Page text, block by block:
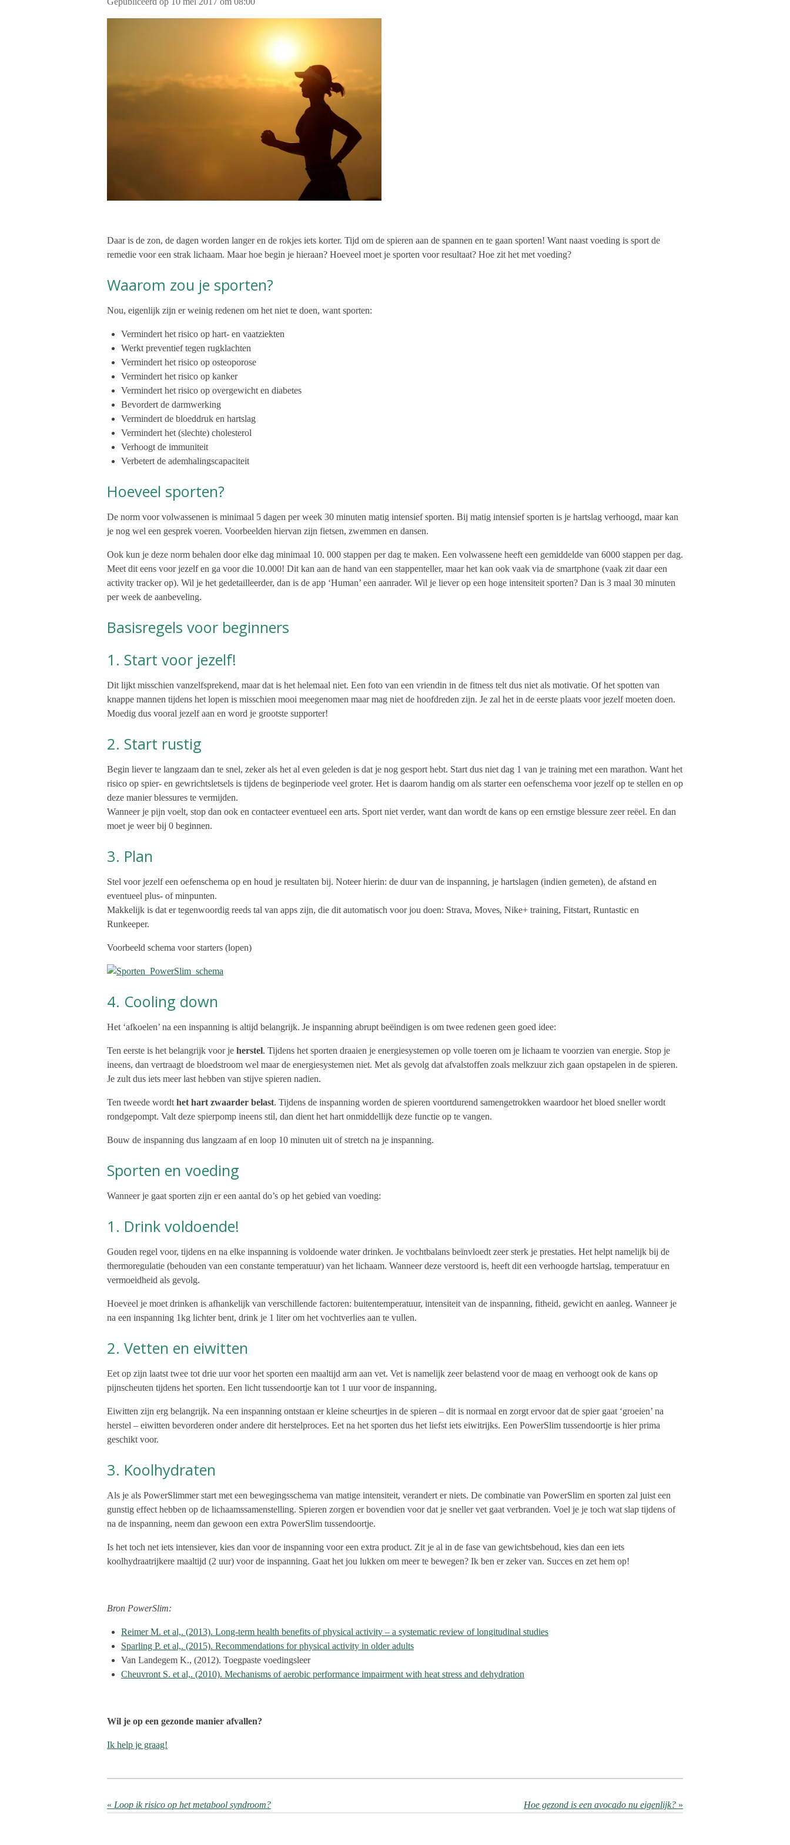
Daar is de zon, de dagen worden langer en de rokjes iets korter. Tijd om de spieren aan de spannen en te gaan sporten! Want naast voeding is sport de
remedie voor een strak lichaam. Maar hoe begin je hieraan? Hoeveel moet je sporten voor resultaat? Hoe zit het met voeding?
Waarom zou je sporten?
Nou, eigenlijk zijn er weinig redenen om het niet te doen, want sporten:
Vermindert het risico op hart- en vaatziekten
Werkt preventief tegen rugklachten
Vermindert het risico op osteoporose
Vermindert het risico op kanker
Vermindert het risico op overgewicht en diabetes
Bevordert de darmwerking
Vermindert de bloeddruk en hartslag
Vermindert het (slechte) cholesterol
Verhoogt de immuniteit
Verbetert de ademhalingscapaciteit
Hoeveel sporten?
De norm voor volwassenen is minimaal 5 dagen per week 30 minuten matig intensief sporten. Bij matig intensief sporten is je hartslag verhoogd, maar kan
je nog wel een gesprek voeren. Voorbeelden hiervan zijn fietsen, zwemmen en dansen.
Ook kun je deze norm behalen door elke dag minimaal 10. 000 stappen per dag te maken. Een volwassene heeft een gemiddelde van 6000 stappen per dag.
Meet dit eens voor jezelf en ga voor die 10.000! Dit kan aan de hand van een stappenteller, maar het kan ook vaak via de smartphone (vaak zit daar een
activity tracker op). Wil je het gedetailleerder, dan is de app ‘Human’ een aanrader. Wil je liever op een hoge intensiteit sporten? Dan is 3 maal 30 minuten
per week de aanbeveling.
Basisregels voor beginners
1. Start voor jezelf!
Dit lijkt misschien vanzelfsprekend, maar dat is het helemaal niet. Een foto van een vriendin in de fitness telt dus niet als motivatie. Of het spotten van
knappe mannen tijdens het lopen is misschien mooi meegenomen maar mag niet de hoofdreden zijn. Je zal het in de eerste plaats voor jezelf moeten doen.
Moedig dus vooral jezelf aan en word je grootste supporter!
2. Start rustig
Begin liever te langzaam dan te snel, zeker als het al even geleden is dat je nog gesport hebt. Start dus niet dag 1 van je training met een marathon. Want het
risico op spier- en gewrichtsletsels is tijdens de beginperiode veel groter. Het is daarom handig om als starter een oefenschema voor jezelf op te stellen en op
deze manier blessures te vermijden.
Wanneer je pijn voelt, stop dan ook en contacteer eventueel een arts. Sport niet verder, want dan wordt de kans op een ernstige blessure zeer reëel. En dan
moet je weer bij 0 beginnen.
3. Plan
Stel voor jezelf een oefenschema op en houd je resultaten bij. Noteer hierin: de duur van de inspanning, je hartslagen (indien gemeten), de afstand en
eventueel plus- of minpunten.
Makkelijk is dat er tegenwoordig reeds tal van apps zijn, die dit automatisch voor jou doen: Strava, Moves, Nike+ training, Fitstart, Runtastic en
Runkeeper.
Voorbeeld schema voor starters (lopen)
4. Cooling down
Het ‘afkoelen’ na een inspanning is altijd belangrijk. Je inspanning abrupt beëindigen is om twee redenen geen goed idee:
Ten eerste is het belangrijk voor je herstel. Tijdens het sporten draaien je energiesystemen op volle toeren om je lichaam te voorzien van energie. Stop je
ineens, dan vertraagt de bloedstroom wel maar de energiesystemen niet. Met als gevolg dat afvalstoffen zoals melkzuur zich gaan opstapelen in de spieren.
Je zult dus iets meer last hebben van stijve spieren nadien.
Ten tweede wordt het hart zwaarder belast. Tijdens de inspanning worden de spieren voortdurend samengetrokken waardoor het bloed sneller wordt
rondgepompt. Valt deze spierpomp ineens stil, dan dient het hart onmiddellijk deze functie op te vangen.
Bouw de inspanning dus langzaam af en loop 10 minuten uit of stretch na je inspanning.
Sporten en voeding
Wanneer je gaat sporten zijn er een aantal do’s op het gebied van voeding:
1. Drink voldoende!
Gouden regel voor, tijdens en na elke inspanning is voldoende water drinken. Je vochtbalans beïnvloedt zeer sterk je prestaties. Het helpt namelijk bij de
thermoregulatie (behouden van een constante temperatuur) van het lichaam. Wanneer deze verstoord is, heeft dit een verhoogde hartslag, temperatuur en
vermoeidheid als gevolg.
Hoeveel je moet drinken is afhankelijk van verschillende factoren: buitentemperatuur, intensiteit van de inspanning, fitheid, gewicht en aanleg. Wanneer je
na een inspanning 1kg lichter bent, drink je 1 liter om het vochtverlies aan te vullen.
2. Vetten en eiwitten
Eet op zijn laatst twee tot drie uur voor het sporten een maaltijd arm aan vet. Vet is namelijk zeer belastend voor de maag en verhoogt ook de kans op
pijnscheuten tijdens het sporten. Een licht tussendoortje kan tot 1 uur voor de inspanning.
Eiwitten zijn erg belangrijk. Na een inspanning ontstaan er kleine scheurtjes in de spieren – dit is normaal en zorgt ervoor dat de spier gaat ‘groeien’ na
herstel – eiwitten bevorderen onder andere dit herstelproces. Eet na het sporten dus het liefst iets eiwitrijks. Een PowerSlim tussendoortje is hier prima
geschikt voor.
3. Koolhydraten
Als je als PowerSlimmer start met een bewegingsschema van matige intensiteit, verandert er niets. De combinatie van PowerSlim en sporten zal juist een
gunstig effect hebben op de lichaamssamenstelling. Spieren zorgen er bovendien voor dat je sneller vet gaat verbranden. Voel je je toch wat slap tijdens of
na de inspanning, neem dan gewoon een extra PowerSlim tussendoortje.
Is het toch net iets intensiever, kies dan voor de inspanning voor een extra product. Zit je al in de fase van gewichtsbehoud, kies dan een iets
koolhydraatrijkere maaltijd (2 uur) voor de inspanning. Gaat het jou lukken om meer te bewegen? Ik ben er zeker van. Succes en zet hem op!
Bron PowerSlim:
Reimer M. et al,. (2013). Long-term health benefits of physical activity – a systematic review of longitudinal studies
Sparling P. et al,. (2015). Recommendations for physical activity in older adults
Van Landegem K., (2012). Toegpaste voedingsleer
Cheuvront S. et al,. (2010). Mechanisms of aerobic performance impairment with heat stress and dehydration
Wil je op een gezonde manier afvallen?
Ik help je graag!
« Loop ik risico op het metabool syndroom? Hoe gezond is een avocado nu eigenlijk? »